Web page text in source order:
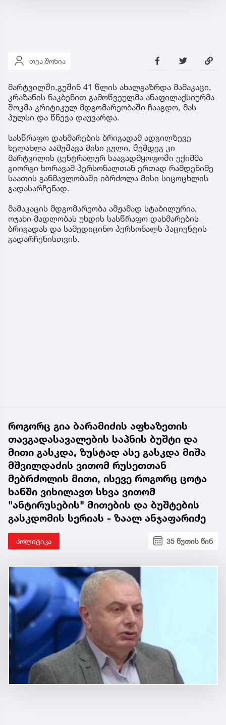
თეა შონია
მარტვილში,გუშინ 41 წლის ახალგაზრდა მამაკაცი,
კრაზანის ნაკბენით გამოწვეულმა ანაფილაქსიურმა
შოკმა კრიტიკულ მდგომარეობაში ჩააგდო, მას
პულსი და წნევა დაუვარდა.
სასწრაფო დახმარების ბრიგადამ ადგილზევე
ხელახლა აამუშავა მისი გული, შემდეგ კი
მარტვილის ცენტრალურ საავადმყოფოში ექიმმა
გიორგი ხორავამ პერსონალთან ერთად რამდენიმე
საათის განმავლობაში იბრძოლა მისი სიცოცხლის
გადასარჩენად.
მამაკაცის მდგომარეობა ამჟამად სტაბილურია,
ოჯახი მადლობას უხდის სასწრაფო დახმარების
ბრიგადას და სამედიცინო პერსონალს პაციენტის
გადარჩენისთვის.
როგორც გია ბარამიძის აფხაზეთის
თავგადასავალების საპნის ბუშტი და
მითი გასკდა, ზუსტად ასე გასკდა მიშა
მშვილდაძის ვითომ რუსეთთან
მებრძოლის მითი, ისევე როგორც ცოტა
ხანში ვიხილავთ სხვა ვითომ
"ანტირუსების" მითების და ბუშტების
გასკდომის სერიას - ზაალ ანჯაფარიძე
პოლიტიკა 35 წუთის წინ